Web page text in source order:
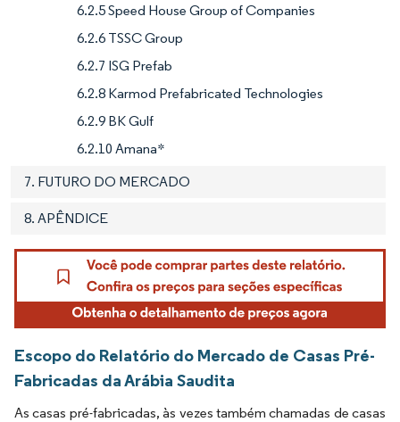
6.2.5 Speed House Group of Companies
6.2.6 TSSC Group
6.2.7 ISG Prefab
6.2.8 Karmod Prefabricated Technologies
6.2.9 BK Gulf
6.2.10 Amana*
7. FUTURO DO MERCADO
8. APÊNDICE
Escopo do Relatório do Mercado de Casas Pré-
Fabricadas da Arábia Saudita
As casas pré-fabricadas, às vezes também chamadas de casas